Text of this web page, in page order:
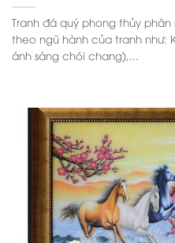
Tranh đá quý phong thủy
theo ngũ hành của tranh như:
ánh sáng chói chang),...